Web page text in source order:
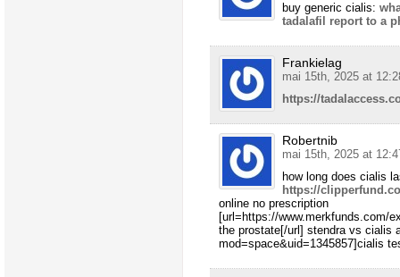
buy generic cialis:
tadalafil report to a
Frankielag
mai 15th, 2025 at
https://
Robertnib
mai 15th, 2025 at
how long does cialis
https://
online no prescription
[url=https://www.merkfunds.com/
the prostate[/url] stendra vs cialis
mod=space&uid=1345857]cialis